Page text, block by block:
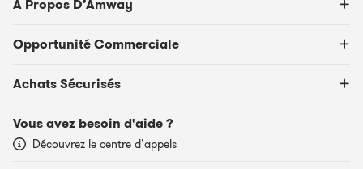
À Propos D’Amway
Opportunité Commerciale
Achats Sécurisés
Vous avez besoin d'aide ?
Découvrez le centre d’appels